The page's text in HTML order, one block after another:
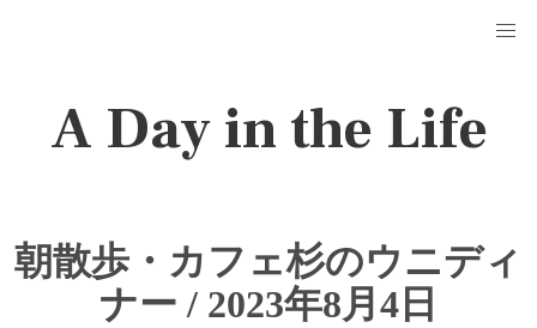
A Day in the Life
朝散歩・カフェ杉のウニディ
ナー / 2023年8月4日